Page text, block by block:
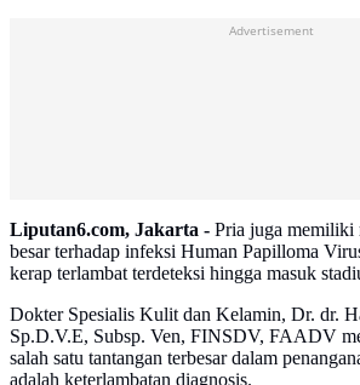
Advertisement
Liputan6.com, Jakarta - Pria juga memiliki
besar terhadap infeksi Human Papilloma
kerap terlambat terdeteksi hingga masuk
Dokter Spesialis Kulit dan Kelamin, Dr. dr.
Sp.D.V.E, Subsp. Ven, FINSDV, FAADV
salah satu tantangan terbesar dalam
adalah keterlambatan diagnosis.